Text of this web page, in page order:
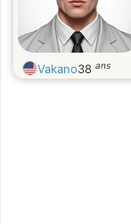
Vakano38 ans